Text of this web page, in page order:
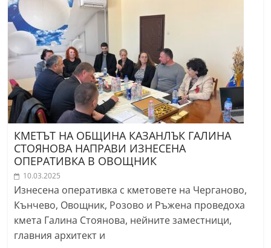
КМЕТЪТ НА ОБЩИНА КАЗАНЛЪК ГАЛИНА
СТОЯНОВА НАПРАВИ ИЗНЕСЕНА
ОПЕРАТИВКА В ОВОЩНИК
10.03.2025
Изнесена оперативка с кметовете на Черганово,
Кънчево, Овощник, Розово и Ръжена проведоха
кмета Галина Стоянова, нейните заместници,
главния архитект и